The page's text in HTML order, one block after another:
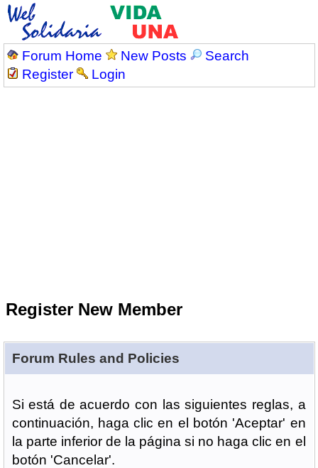
Forum Home New Posts
Search
Register
Login
Register New Member
Forum Rules and Policies
Si está de acuerdo con las siguientes reglas, a
continuación, haga clic en el botón 'Aceptar' en
la parte inferior de la página si no haga clic en el
botón 'Cancelar'.